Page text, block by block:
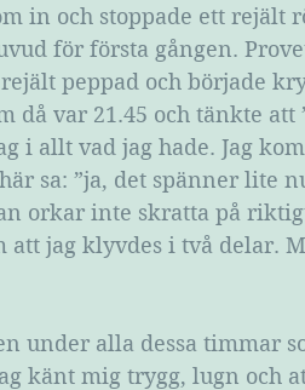
in och stoppade ett
för första gången.
peppad och började
då var 21.45 och tänkte
i allt vad jag hade. Jag
sa: ”ja, det spänner lite
orkar inte skratta på
att jag klyvdes i två
under alla dessa timmar
känt mig trygg, lugn och